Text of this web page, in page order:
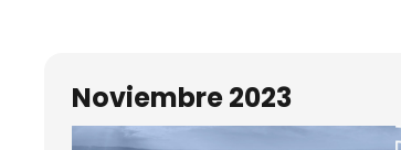
Noviembre 2023